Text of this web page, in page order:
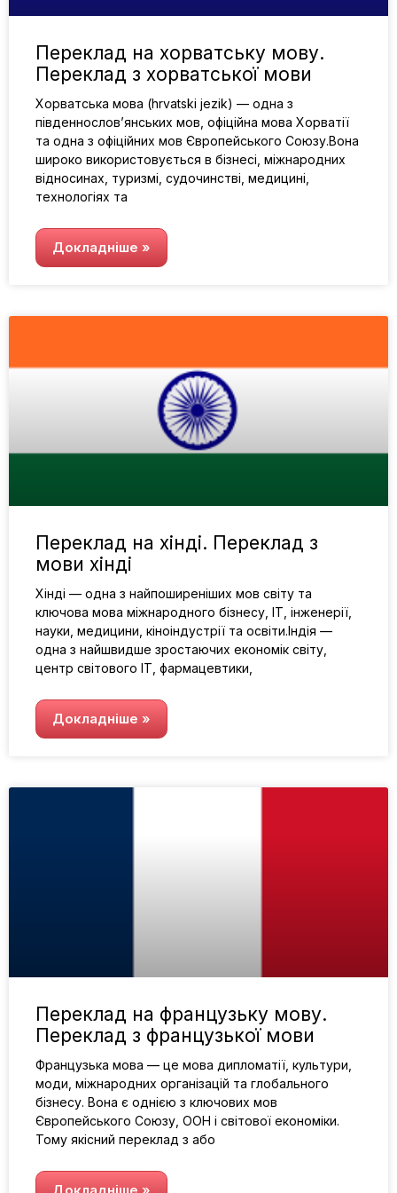
Переклад на хорватську мову.
Переклад з хорватської мови
Хорватська мова (hrvatski jezik) — одна з
південнослов’янських мов, офіційна мова Хорватії
та одна з офіційних мов Європейського Союзу.Вона
широко використовується в бізнесі, міжнародних
відносинах, туризмі, судочинстві, медицині,
технологіях та
Докладніше »
Переклад на хінді. Переклад з
мови хінді
Хінді — одна з найпоширеніших мов світу та
ключова мова міжнародного бізнесу, ІТ, інженерії,
науки, медицини, кіноіндустрії та освіти.Індія —
одна з найшвидше зростаючих економік світу,
центр світового ІТ, фармацевтики,
Докладніше »
Переклад на французьку мову.
Переклад з французької мови
Французька мова — це мова дипломатії, культури,
моди, міжнародних організацій та глобального
бізнесу. Вона є однією з ключових мов
Європейського Союзу, ООН і світової економіки.
Тому якісний переклад з або
Докладніше »